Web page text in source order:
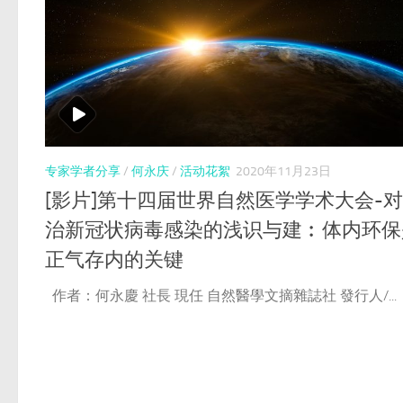
专家学者分享/ 何永庆/ 活动花絮 2020年11月23日
[影片]第十四届世界自然医学学术大会-
治新冠状病毒感染的浅识与建︰体内环
正气存内的关键
作者：何永慶 社長 現任 自然醫學文摘雜誌社 發行人/...